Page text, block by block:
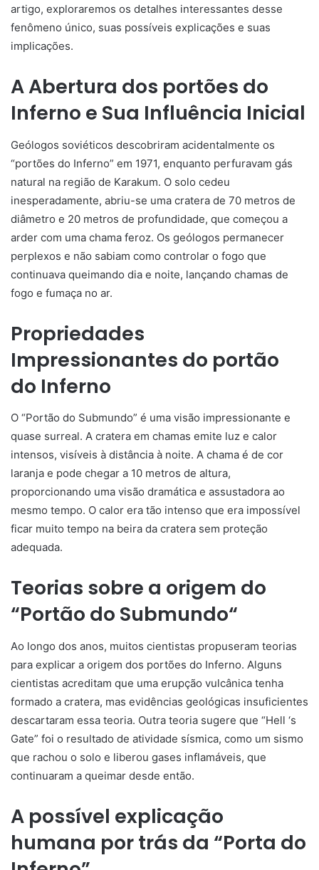
artigo, exploraremos os detalhes interessantes desse
fenômeno único, suas possíveis explicações e suas
implicações.
AAbertura dos portões do
Inferno e Sua Influência Inicial
Geólogos soviéticos descobriram acidentalmente os
“portões do Inferno” em 1971, enquanto perfuravam gás
natural na região de Karakum. O solo cedeu
inesperadamente, abriu-se uma cratera de 70 metros de
diâmetro e 20 metros de profundidade, que começou a
arder com uma chama feroz. Os geólogos permanecer
perplexos e não sabiam como controlar o fogo que
continuava queimando dia e noite, lançando chamas de
fogo e fumaça no ar.
Propriedades
Impressionantes do portão
do Inferno
O “Portão do Submundo” é uma visão impressionante e
quase surreal. A cratera em chamas emite luz e calor
intensos, visíveis à distância à noite. A chama é de cor
laranja e pode chegar a 10 metros de altura,
proporcionando uma visão dramática e assustadora ao
mesmo tempo. O calor era tão intenso que era impossível
ficar muito tempo na beira da cratera sem proteção
adequada.
Teorias sobre a origem do
“Portão do Submundo“
Ao longo dos anos, muitos cientistas propuseram teorias
para explicar a origem dos portões do Inferno. Alguns
cientistas acreditam que uma erupção vulcânica tenha
formado a cratera, mas evidências geológicas insuficientes
descartaram essa teoria. Outra teoria sugere que “Hell ‘s
Gate” foi o resultado de atividade sísmica, como um sismo
que rachou o solo e liberou gases inflamáveis, que
continuaram a queimar desde então.
A possível explicação
humana por trás da “Porta do